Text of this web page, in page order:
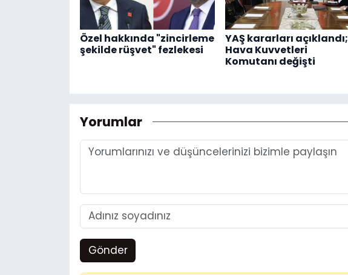
Özel hakkında "zincirleme
şekilde rüşvet" fezlekesi
YAŞ kararları açıklandı;
Hava Kuvvetleri
Komutanı değişti
Yorumlar
Gönder